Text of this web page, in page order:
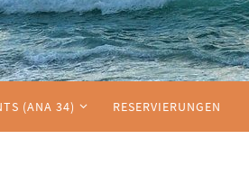
(ANA 34) RESERVIERUNGEN